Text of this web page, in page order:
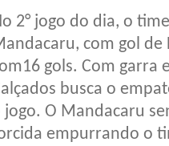
2° jogo do dia, o
com gol
gols. Com garra
busca o
jogo. O Mandacaru
empurrando o